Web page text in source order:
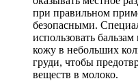
при правильном
безопасными.
использовать
кожу в небольших
груди, чтобы
веществ в молоко.